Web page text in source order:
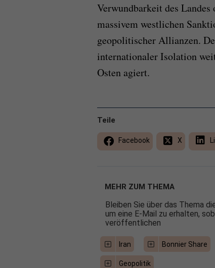
Verwundbarkeit des
massivem westlichen
geopolitischer Allianzen.
internationaler Isolation
Osten agiert.
Teile
Facebook X
MEHR ZUM THEMA
Bleiben Sie über das Thema
um eine E-Mail zu erhalten,
veröffentlichen
Iran Bonnier Share
Geopolitik